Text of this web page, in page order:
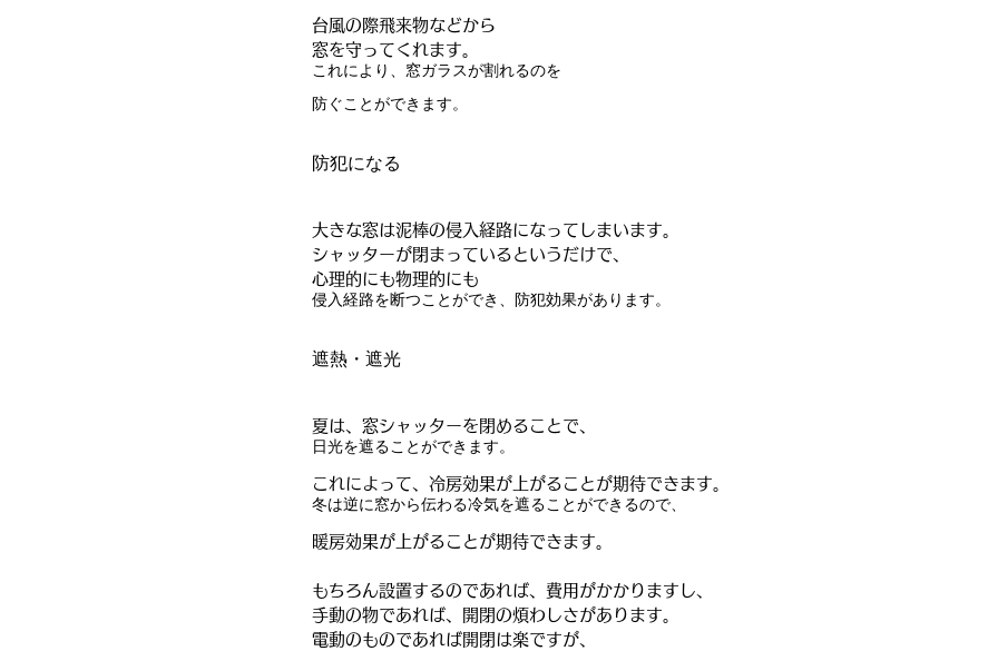
台風の際飛来物などから
窓を守ってくれます。
これにより、窓ガラスが割れるのを
防ぐことができます。
防犯になる
大きな窓は泥棒の侵入経路になってしまいます。
シャッターが閉まっているというだけで、
心理的にも物理的にも
侵入経路を断つことができ、防犯効果があります。
遮熱・遮光
夏は、窓シャッターを閉めることで、
日光を遮ることができます。
これによって、冷房効果が上がることが期待できます。
冬は逆に窓から伝わる冷気を遮ることができるので、
暖房効果が上がることが期待できます。
もちろん設置するのであれば、費用がかかりますし、
手動の物であれば、開閉の煩わしさがあります。
電動のものであれば開閉は楽ですが、